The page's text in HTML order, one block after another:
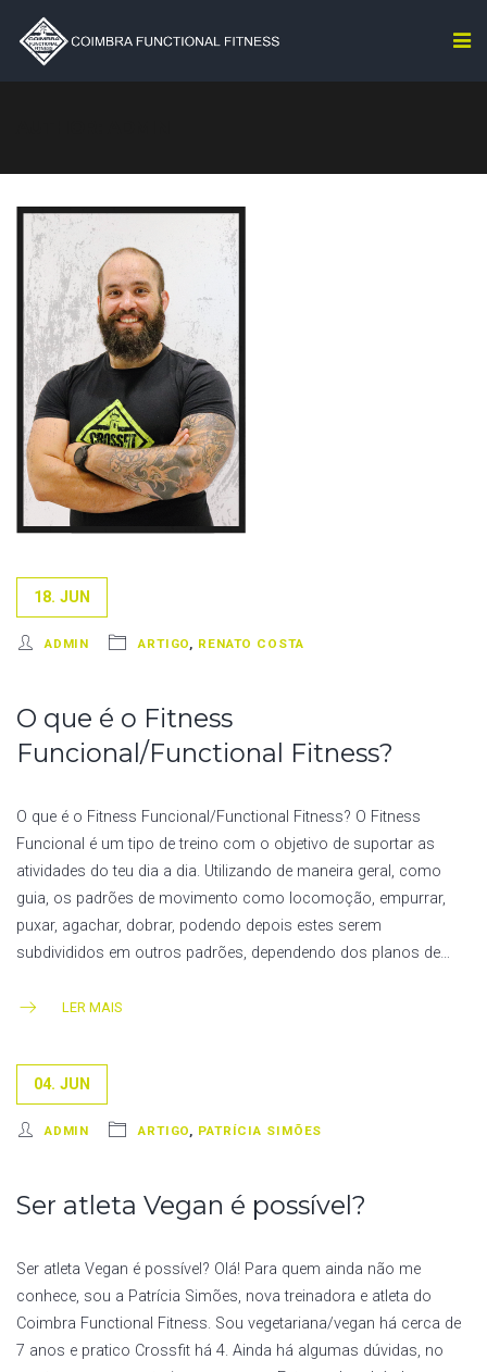
18. JUN
ADMIN ARTIGO, RENATO COSTA
O que é o Fitness
Funcional/Functional Fitness?
O que é o Fitness Funcional/Functional Fitness? O Fitness
Funcional é um tipo de treino com o objetivo de suportar as
atividades do teu dia a dia. Utilizando de maneira geral, como
guia, os padrões de movimento como locomoção, empurrar,
puxar, agachar, dobrar, podendo depois estes serem
subdivididos em outros padrões, dependendo dos planos de…
LER MAIS
04. JUN
ADMIN ARTIGO, PATRÍCIA SIMÕES
Ser atleta Vegan é possível?
Ser atleta Vegan é possível? Olá! Para quem ainda não me
conhece, sou a Patrícia Simões, nova treinadora e atleta do
Coimbra Functional Fitness. Sou vegetariana/vegan há cerca de
7 anos e pratico Crossfit há 4. Ainda há algumas dúvidas, no